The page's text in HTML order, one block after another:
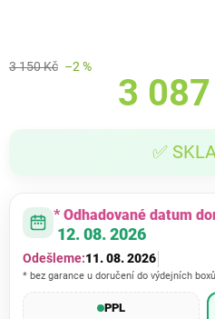
3 150 Kč –2 %
3
✅
* Odhadované datum
12. 08. 2026
Odešleme:11. 08. 2026
* bez garance u doručení do výdejních
PPL